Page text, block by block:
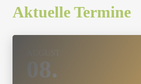
Aktuelle Termine
AUGUST
08.